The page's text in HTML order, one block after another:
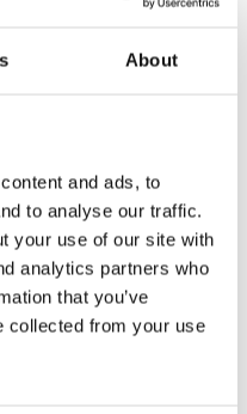
About
and ads, to
to analyse our traffic.
your use of our site with
analytics partners who
that you’ve
collected from your use